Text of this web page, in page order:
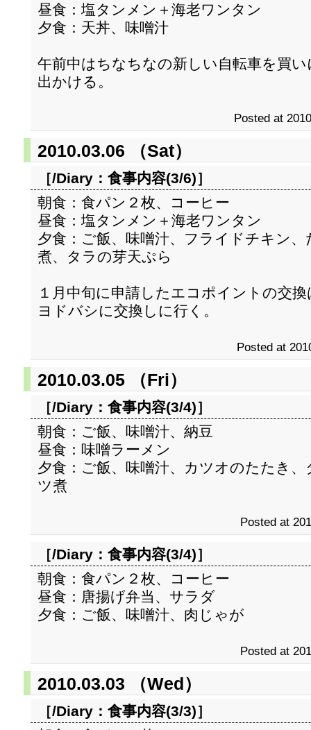
昼食：塩タンメン＋海老ワンタン
夕食：天丼、味噌汁
午前中はちなちなの新しい自転車を買
出かける。
Posted at
2010.03.06 （Sat）
［/Diary： 食事内容(3/6)］
朝食：食パン２枚、コーヒー
昼食：塩タンメン＋海老ワンタン
夕食：ご飯、味噌汁、フライドチキン
煮、タラの芽天ぷら
１月中旬に申請したエコポイントの交
ヨドバシに交換しに行く。
Posted at
2010.03.05 （Fri）
［/Diary： 食事内容(3/4)］
朝食：ご飯、味噌汁、納豆
昼食：味噌ラーメン
夕食：ご飯、味噌汁、カツオのたたき
ツ煮
Posted at
［/Diary： 食事内容(3/4)］
朝食：食パン２枚、コーヒー
昼食：唐揚げ弁当、サラダ
夕食：ご飯、味噌汁、肉じゃが
Posted at
2010.03.03 （Wed）
［/Diary： 食事内容(3/3)］